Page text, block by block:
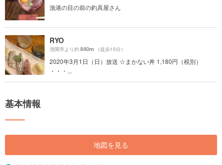
漁港の目の前の釣具屋さん
RYO
清閑亭より約840m （徒歩15分）
2020年3月1日（日）放送 ☆まかない丼 1,180円（税別）
・・・...
基本情報
地図を見る